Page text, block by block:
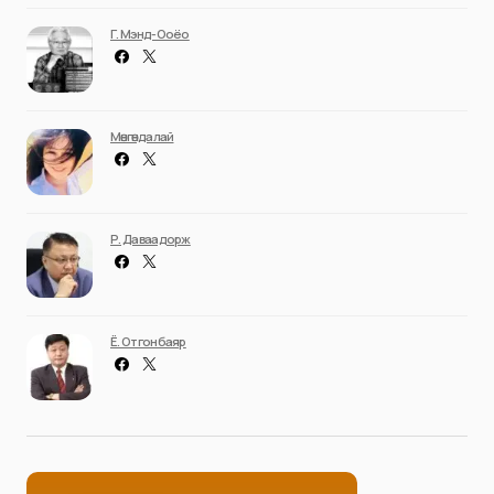
Г. Мэнд-Ооёо
Мөнгөндалай
Р. Даваадорж
Ё. Отгонбаяр